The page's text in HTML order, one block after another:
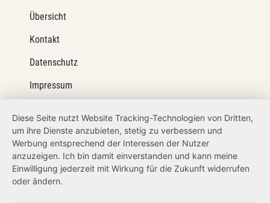
Übersicht
Kontakt
Datenschutz
Impressum
Netiquette
Transparenzanspruch
Hinweisgeberschutz
Diese Seite nutzt Website Tracking-Technologien von Dritten,
um ihre Dienste anzubieten, stetig zu verbessern und
Werbung entsprechend der Interessen der Nutzer
anzuzeigen. Ich bin damit einverstanden und kann meine
Einwilligung jederzeit mit Wirkung für die Zukunft widerrufen
oder ändern.